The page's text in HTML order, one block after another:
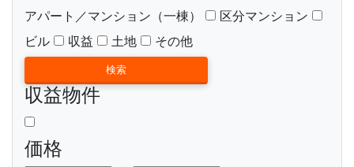
アパート／マンション（一棟）
区分マンション
ビル
収益 土地 その他
収益物件
価格